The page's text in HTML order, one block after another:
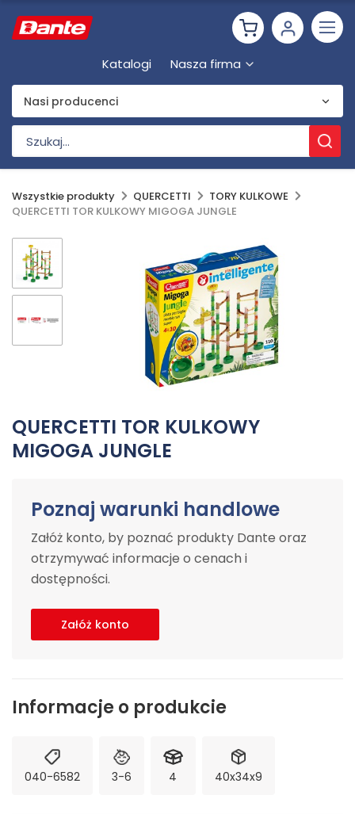
Katalogi Nasza firma
Nasi producenci
Wszystkie produkty QUERCETTI
TORY KULKOWE
QUERCETTI TOR KULKOWY MIGOGA JUNGLE
QUERCETTI TOR KULKOWY
MIGOGA JUNGLE
Poznaj warunki handlowe
Załóż konto, by poznać produkty Dante oraz
otrzymywać informacje o cenach i
dostępności.
Załóż konto
Informacje o produkcie
040-6582 3-6 4 40x34x9